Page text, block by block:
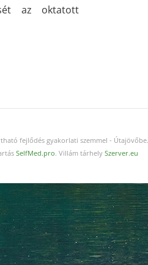
az oktatott
fejlődés gyakorlati szemmel -
SelfMed.pro. Villám tárhely Szerver.eu